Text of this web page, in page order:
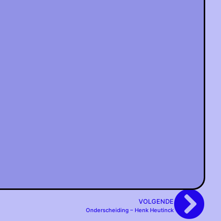
VOLGENDE
Onderscheiding – Henk Heutinck